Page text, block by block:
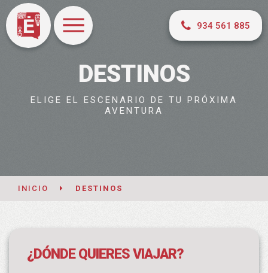
934 561 885
DESTINOS
ELIGE EL ESCENARIO DE TU PRÓXIMA
AVENTURA
INICIO DESTINOS
¿DÓNDE QUIERES VIAJAR?